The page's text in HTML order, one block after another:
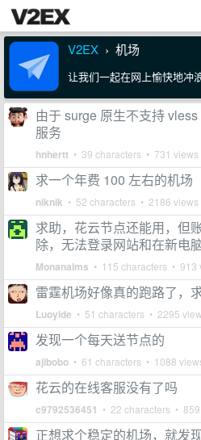
V2EX › 机场
让我们一起在网上愉快地冲浪
由于 surge 原生不支持
服务
hnhertt • 39 characters • 731 views
求一个年费 100 左右的机场
niknik • 52 characters • 2186 views
求助，花云节点还能用，但
除，无法登录网站和在新电
Monanalms • 115 characters • 913
雷霆机场好像真的跑路了，
Luoyide • 51 characters • 2295
发现一个每天送节点的
ajibobo • 61 characters • 1088
花云的在线客服没有了吗
c9792536451 • 22 characters •
正想求个稳定的机场，就发